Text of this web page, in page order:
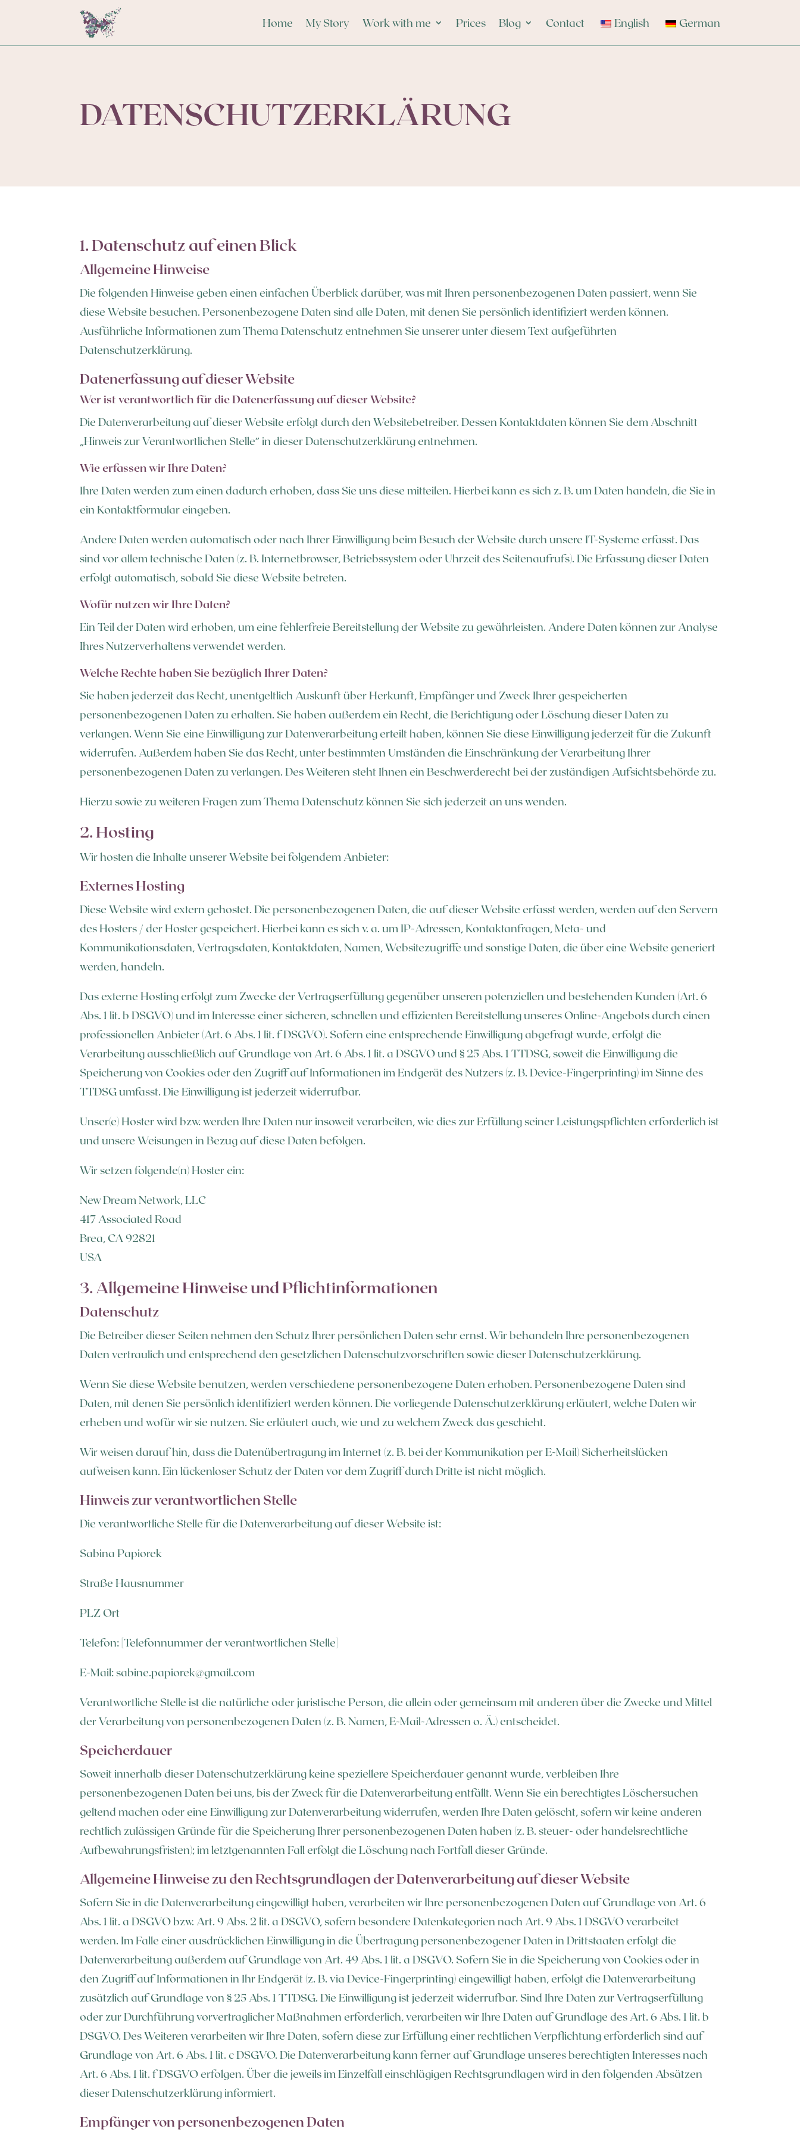
Home My Story Work with me Prices Blog Contact English German
DATENSCHUTZ­ERKLÄRUNG
1. Datenschutz auf einen Blick
Allgemeine Hinweise
Die folgenden Hinweise geben einen einfachen Überblick darüber, was mit Ihren personenbezogenen Daten passiert, wenn Sie
diese Website besuchen. Personenbezogene Daten sind alle Daten, mit denen Sie persönlich identifiziert werden können.
Ausführliche Informationen zum Thema Datenschutz entnehmen Sie unserer unter diesem Text aufgeführten
Datenschutzerklärung.
Datenerfassung auf dieser Website
Wer ist verantwortlich für die Datenerfassung auf dieser Website?
Die Datenverarbeitung auf dieser Website erfolgt durch den Websitebetreiber. Dessen Kontaktdaten können Sie dem Abschnitt
„Hinweis zur Verantwortlichen Stelle“ in dieser Datenschutzerklärung entnehmen.
Wie erfassen wir Ihre Daten?
Ihre Daten werden zum einen dadurch erhoben, dass Sie uns diese mitteilen. Hierbei kann es sich z. B. um Daten handeln, die Sie in
ein Kontaktformular eingeben.
Andere Daten werden automatisch oder nach Ihrer Einwilligung beim Besuch der Website durch unsere IT-Systeme erfasst. Das
sind vor allem technische Daten (z. B. Internetbrowser, Betriebssystem oder Uhrzeit des Seitenaufrufs). Die Erfassung dieser Daten
erfolgt automatisch, sobald Sie diese Website betreten.
Wofür nutzen wir Ihre Daten?
Ein Teil der Daten wird erhoben, um eine fehlerfreie Bereitstellung der Website zu gewährleisten. Andere Daten können zur Analyse
Ihres Nutzerverhaltens verwendet werden.
Welche Rechte haben Sie bezüglich Ihrer Daten?
Sie haben jederzeit das Recht, unentgeltlich Auskunft über Herkunft, Empfänger und Zweck Ihrer gespeicherten
personenbezogenen Daten zu erhalten. Sie haben außerdem ein Recht, die Berichtigung oder Löschung dieser Daten zu
verlangen. Wenn Sie eine Einwilligung zur Datenverarbeitung erteilt haben, können Sie diese Einwilligung jederzeit für die Zukunft
widerrufen. Außerdem haben Sie das Recht, unter bestimmten Umständen die Einschränkung der Verarbeitung Ihrer
personenbezogenen Daten zu verlangen. Des Weiteren steht Ihnen ein Beschwerderecht bei der zuständigen Aufsichtsbehörde zu.
Hierzu sowie zu weiteren Fragen zum Thema Datenschutz können Sie sich jederzeit an uns wenden.
2. Hosting
Wir hosten die Inhalte unserer Website bei folgendem Anbieter:
Externes Hosting
Diese Website wird extern gehostet. Die personenbezogenen Daten, die auf dieser Website erfasst werden, werden auf den Servern
des Hosters / der Hoster gespeichert. Hierbei kann es sich v. a. um IP-Adressen, Kontaktanfragen, Meta- und
Kommunikationsdaten, Vertragsdaten, Kontaktdaten, Namen, Websitezugriffe und sonstige Daten, die über eine Website generiert
werden, handeln.
Das externe Hosting erfolgt zum Zwecke der Vertragserfüllung gegenüber unseren potenziellen und bestehenden Kunden (Art. 6
Abs. 1 lit. b DSGVO) und im Interesse einer sicheren, schnellen und effizienten Bereitstellung unseres Online-Angebots durch einen
professionellen Anbieter (Art. 6 Abs. 1 lit. f DSGVO). Sofern eine entsprechende Einwilligung abgefragt wurde, erfolgt die
Verarbeitung ausschließlich auf Grundlage von Art. 6 Abs. 1 lit. a DSGVO und § 25 Abs. 1 TTDSG, soweit die Einwilligung die
Speicherung von Cookies oder den Zugriff auf Informationen im Endgerät des Nutzers (z. B. Device-Fingerprinting) im Sinne des
TTDSG umfasst. Die Einwilligung ist jederzeit widerrufbar.
Unser(e) Hoster wird bzw. werden Ihre Daten nur insoweit verarbeiten, wie dies zur Erfüllung seiner Leistungspflichten erforderlich ist
und unsere Weisungen in Bezug auf diese Daten befolgen.
Wir setzen folgende(n) Hoster ein:
New Dream Network, LLC
417 Associated Road
Brea, CA 92821
USA
3. Allgemeine Hinweise und Pflicht­informationen
Datenschutz
Die Betreiber dieser Seiten nehmen den Schutz Ihrer persönlichen Daten sehr ernst. Wir behandeln Ihre personenbezogenen
Daten vertraulich und entsprechend den gesetzlichen Datenschutzvorschriften sowie dieser Datenschutzerklärung.
Wenn Sie diese Website benutzen, werden verschiedene personenbezogene Daten erhoben. Personenbezogene Daten sind
Daten, mit denen Sie persönlich identifiziert werden können. Die vorliegende Datenschutzerklärung erläutert, welche Daten wir
erheben und wofür wir sie nutzen. Sie erläutert auch, wie und zu welchem Zweck das geschieht.
Wir weisen darauf hin, dass die Datenübertragung im Internet (z. B. bei der Kommunikation per E-Mail) Sicherheitslücken
aufweisen kann. Ein lückenloser Schutz der Daten vor dem Zugriff durch Dritte ist nicht möglich.
Hinweis zur verantwortlichen Stelle
Die verantwortliche Stelle für die Datenverarbeitung auf dieser Website ist:
Sabina Papiorek
Straße Hausnummer
PLZ Ort
Telefon: [Telefonnummer der verantwortlichen Stelle]
E-Mail: sabine.papiorek@gmail.com
Verantwortliche Stelle ist die natürliche oder juristische Person, die allein oder gemeinsam mit anderen über die Zwecke und Mittel
der Verarbeitung von personenbezogenen Daten (z. B. Namen, E-Mail-Adressen o. Ä.) entscheidet.
Speicherdauer
Soweit innerhalb dieser Datenschutzerklärung keine speziellere Speicherdauer genannt wurde, verbleiben Ihre
personenbezogenen Daten bei uns, bis der Zweck für die Datenverarbeitung entfällt. Wenn Sie ein berechtigtes Löschersuchen
geltend machen oder eine Einwilligung zur Datenverarbeitung widerrufen, werden Ihre Daten gelöscht, sofern wir keine anderen
rechtlich zulässigen Gründe für die Speicherung Ihrer personenbezogenen Daten haben (z. B. steuer- oder handelsrechtliche
Aufbewahrungsfristen); im letztgenannten Fall erfolgt die Löschung nach Fortfall dieser Gründe.
Allgemeine Hinweise zu den Rechtsgrundlagen der Datenverarbeitung auf dieser Website
Sofern Sie in die Datenverarbeitung eingewilligt haben, verarbeiten wir Ihre personenbezogenen Daten auf Grundlage von Art. 6
Abs. 1 lit. a DSGVO bzw. Art. 9 Abs. 2 lit. a DSGVO, sofern besondere Datenkategorien nach Art. 9 Abs. 1 DSGVO verarbeitet
werden. Im Falle einer ausdrücklichen Einwilligung in die Übertragung personenbezogener Daten in Drittstaaten erfolgt die
Datenverarbeitung außerdem auf Grundlage von Art. 49 Abs. 1 lit. a DSGVO. Sofern Sie in die Speicherung von Cookies oder in
den Zugriff auf Informationen in Ihr Endgerät (z. B. via Device-Fingerprinting) eingewilligt haben, erfolgt die Datenverarbeitung
zusätzlich auf Grundlage von § 25 Abs. 1 TTDSG. Die Einwilligung ist jederzeit widerrufbar. Sind Ihre Daten zur Vertragserfüllung
oder zur Durchführung vorvertraglicher Maßnahmen erforderlich, verarbeiten wir Ihre Daten auf Grundlage des Art. 6 Abs. 1 lit. b
DSGVO. Des Weiteren verarbeiten wir Ihre Daten, sofern diese zur Erfüllung einer rechtlichen Verpflichtung erforderlich sind auf
Grundlage von Art. 6 Abs. 1 lit. c DSGVO. Die Datenverarbeitung kann ferner auf Grundlage unseres berechtigten Interesses nach
Art. 6 Abs. 1 lit. f DSGVO erfolgen. Über die jeweils im Einzelfall einschlägigen Rechtsgrundlagen wird in den folgenden Absätzen
dieser Datenschutzerklärung informiert.
Empfänger von personenbezogenen Daten